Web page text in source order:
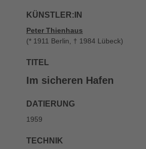
KÜNSTLER:IN
Peter Thienhaus
(* 1911 Berlin, † 1984 Lübeck)
TITEL
Im sicheren Hafen
DATIERUNG
1959
TECHNIK